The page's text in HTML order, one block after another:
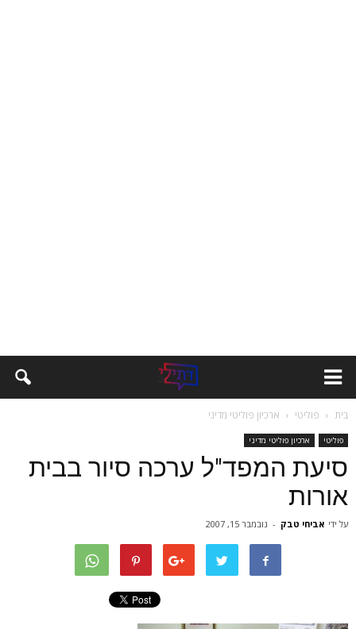
בית פוליטי ארכיון פוליטי מדיני
פוליטי ארכיון פוליטי מדיני
סיעת המפד"ל ערכה סיור בבית
אורות
על ידי אביחי טבק - נובמבר 15, 2007